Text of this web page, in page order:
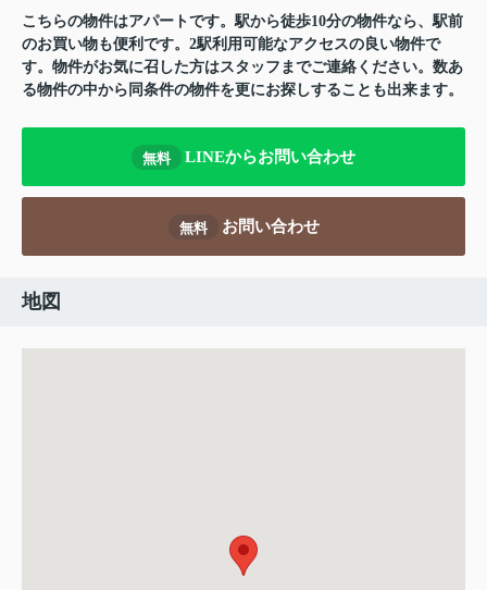
こちらの物件はアパートです。駅から徒歩10分の物件なら、駅前
のお買い物も便利です。2駅利用可能なアクセスの良い物件で
す。物件がお気に召した方はスタッフまでご連絡ください。数あ
る物件の中から同条件の物件を更にお探しすることも出来ます。
無料 LINEからお問い合わせ
無料 お問い合わせ
地図